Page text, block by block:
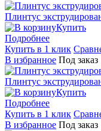
Плинтус
Купить
Подробнее
Купить в 1 клик
В избранное Под заказ
Плинтус
Купить
Подробнее
Купить в 1 клик
В избранное Под заказ